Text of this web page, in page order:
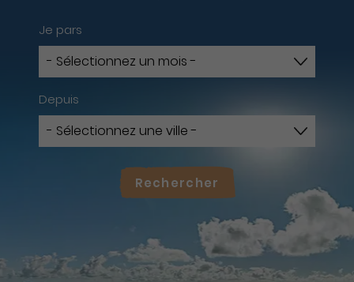
Je pars
Depuis
Rechercher